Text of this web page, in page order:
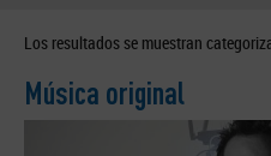
Los resultados se muestran
Música original